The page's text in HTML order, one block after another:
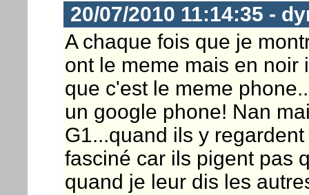
20/07/2010 11:14:35 -
A chaque fois que je
ont le meme mais en noir
que c'est le meme
un google phone! Nan
G1...quand ils y
fasciné car ils pigent pas
quand je leur dis les